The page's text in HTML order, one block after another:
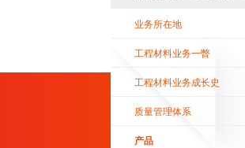
业务所在地
工程材料业务一瞥
工程材料业务成长史
质量管理体系
产品